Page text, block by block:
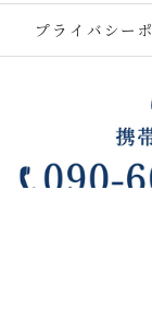
プライバシー
© 2026 千葉の